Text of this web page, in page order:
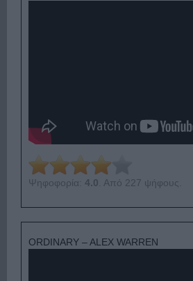
Ψηφοφορία: 4.0 . Από 227 ψήφους.
ORDINARY – ALEX WARREN